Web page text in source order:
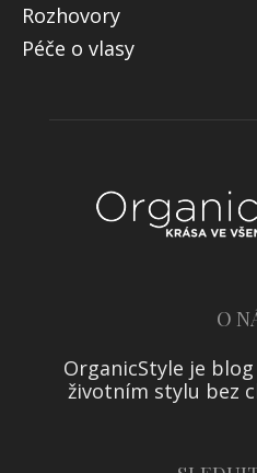
Rozhovory
Péče o vlasy
O
OrganicStyle je
životním stylu bez